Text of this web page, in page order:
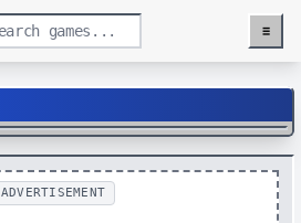
Menu
≡
ADVERTISEMENT